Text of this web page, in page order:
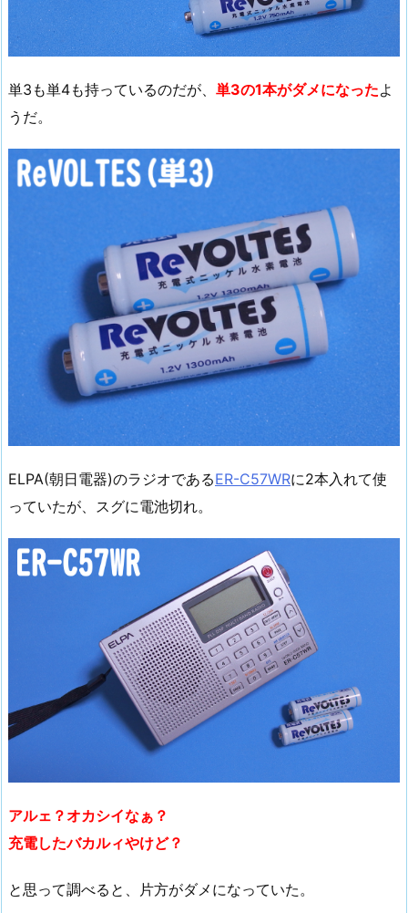
単3も単4も持っているのだが、 単3の1本がダメになったよ
うだ。
ELPA(朝日電器)のラジオであるER-C57WRに2本入れて使
っていたが、スグに電池切れ。
アルェ？オカシイなぁ？
充電したバカルィやけど？
と思って調べると、片方がダメになっていた。